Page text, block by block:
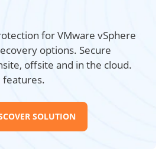
for VMware vSphere
options. Secure
offsite and in the cloud.
features.
SOLUTION